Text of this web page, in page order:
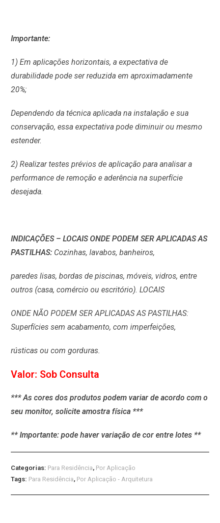
Importante:
1) Em aplicações horizontais, a expectativa de
durabilidade pode ser reduzida em aproximadamente
20%;
Dependendo da técnica aplicada na instalação e sua
conservação, essa expectativa pode diminuir ou mesmo
estender.
2) Realizar testes prévios de aplicação para analisar a
performance de remoção e aderência na superfície
desejada.
INDICAÇÕES – LOCAIS ONDE PODEM SER APLICADAS AS
PASTILHAS: Cozinhas, lavabos, banheiros,
paredes lisas, bordas de piscinas, móveis, vidros, entre
outros (casa, comércio ou escritório). LOCAIS
ONDE NÃO PODEM SER APLICADAS AS PASTILHAS:
Superfícies sem acabamento, com imperfeições,
rústicas ou com gorduras.
Valor: Sob Consulta
*** As cores dos produtos podem variar de acordo com o
seu monitor, solicite amostra física ***
** Importante: pode haver variação de cor entre lotes **
Categorias: Para Residência, Por Aplicação
Tags: Para Residência, Por Aplicação - Arquitetura